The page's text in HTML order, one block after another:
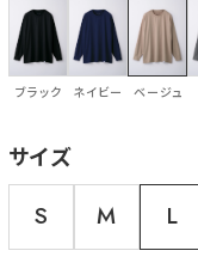
ブラック ネイビー ベージュ
サイズ
S M L